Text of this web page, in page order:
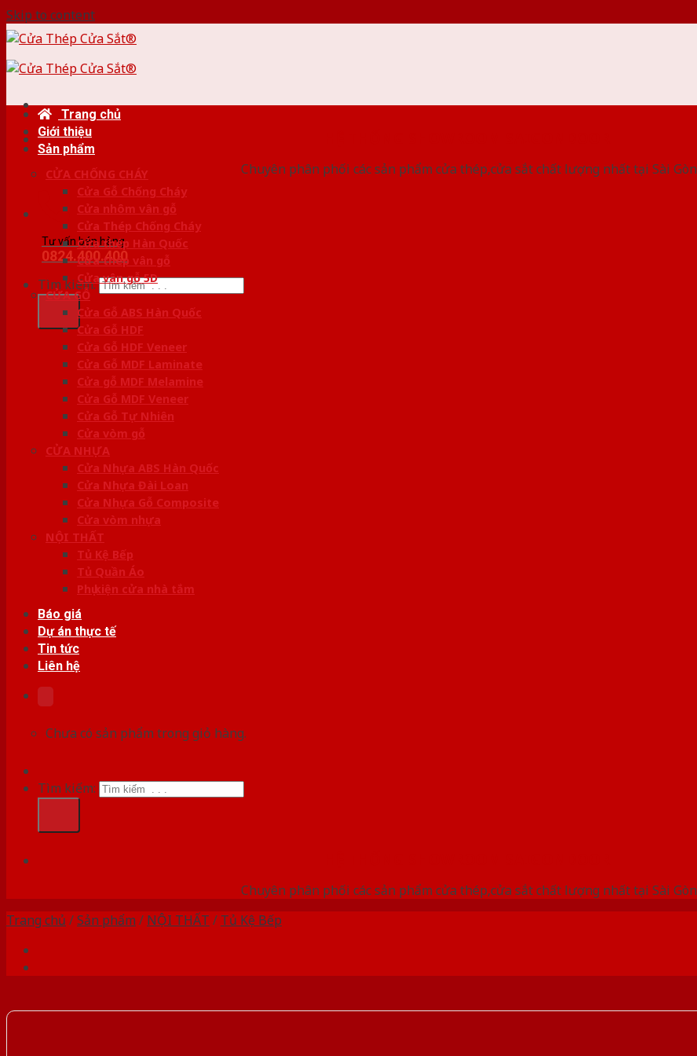
Skip to content
Chuyên phân phối các sản phẩm cửa thép,cửa sắt chất lượng nhất tại Sài Gòn
Tư vấn bán hàng
0824.400.400
Tìm kiếm:
Trang chủ
Giới thiệu
Sản phẩm
CỬA CHỐNG CHÁY
Cửa Gỗ Chống Cháy
Cửa nhôm vân gỗ
Cửa Thép Chống Cháy
Cửa thép Hàn Quốc
Cửa thép vân gỗ
Cửa vân gỗ 5D
CỬA GỖ
Cửa Gỗ ABS Hàn Quốc
Cửa Gỗ HDF
Cửa Gỗ HDF Veneer
Cửa Gỗ MDF Laminate
Cửa gỗ MDF Melamine
Cửa Gỗ MDF Veneer
Cửa Gỗ Tự Nhiên
Cửa vòm gỗ
CỬA NHỰA
Cửa Nhựa ABS Hàn Quốc
Cửa Nhựa Đài Loan
Cửa Nhựa Gỗ Composite
Cửa vòm nhựa
NỘI THẤT
Tủ Kệ Bếp
Tủ Quần Áo
Phụ kiện cửa nhà tắm
Báo giá
Dự án thực tế
Tin tức
Liên hệ
Chưa có sản phẩm trong giỏ hàng.
Tìm kiếm:
Chuyên phân phối các sản phẩm cửa thép,cửa sắt chất lượng nhất tại Sài Gòn
Trang chủ /Sản phẩm / NỘI THẤT / Tủ Kệ Bếp